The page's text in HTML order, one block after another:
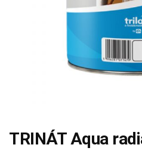
TRINÁT Aqua